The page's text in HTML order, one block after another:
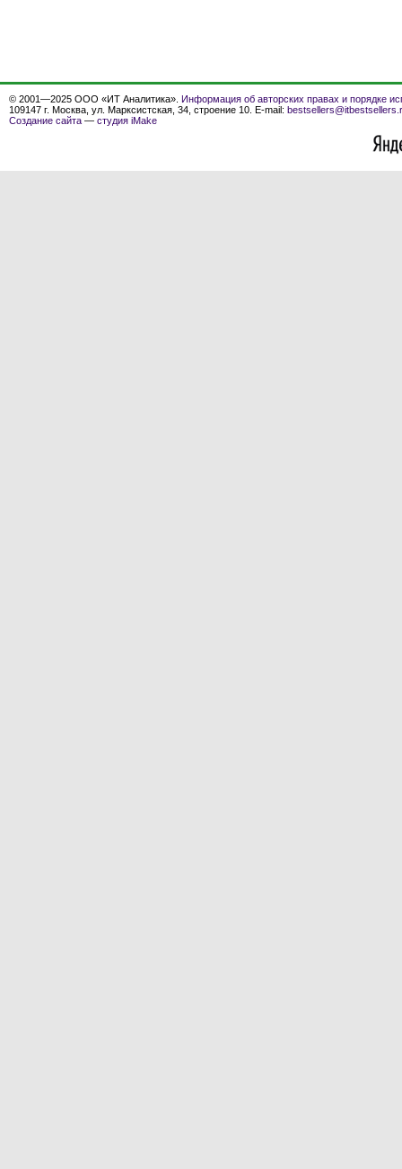
© 2001—2025 ООО «ИТ Аналитика». Информация об авторских правах и порядке
109147 г. Москва, ул. Марксистская, 34, строение 10. E-mail:
Создание сайта — студия iMake